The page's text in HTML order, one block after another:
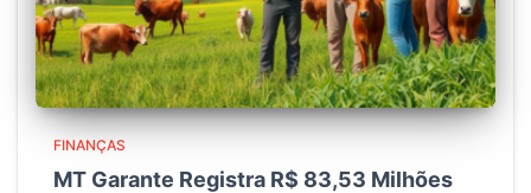
FINANÇAS
MT Garante Registra R$ 83,53 Milhões